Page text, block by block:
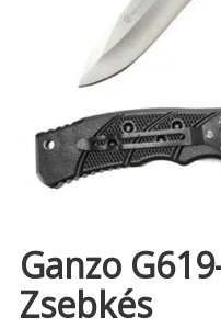
Ganzo
Zsebkés